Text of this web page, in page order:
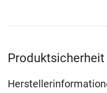
Produktsicherheit